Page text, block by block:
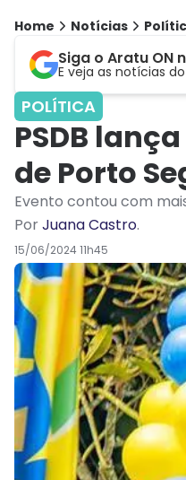
Home Notícias
Siga o Aratu ON
E veja as notícias
POLÍTICA
PSDB
de Porto
Evento contou com
PorJuana Castro.
15/06/2024 11h45